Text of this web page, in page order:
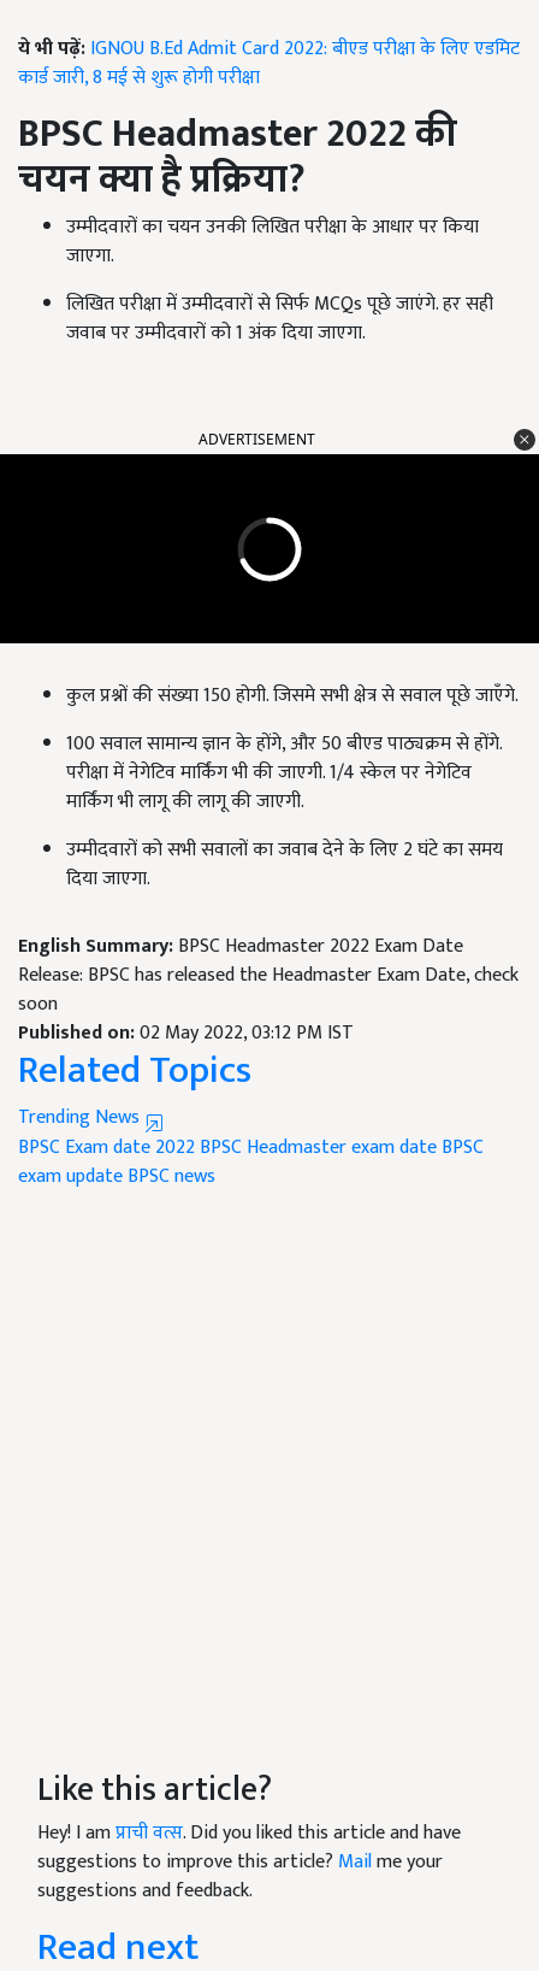
ये भी पढ़ें:IGNOU B.Ed Admit Card 2022: बीएड परीक्षा के लिए एडमिट
कार्ड जारी, 8 मई से शुरू होगी परीक्षा
BPSC Headmaster 2022की
चयन क्या है प्रक्रिया?
उम्मीदवारों का चयन उनकी लिखित परीक्षा के आधार पर किया
जाएगा.
लिखित परीक्षा में उम्मीदवारों से सिर्फ MCQs पूछे जाएंगे. हर सही
जवाब पर उम्मीदवारों को 1 अंक दिया जाएगा.
ADVERTISEMENT
कुल प्रश्नों की संख्या 150 होगी. जिसमे सभी क्षेत्र से सवाल पूछे जाएँगे.
100 सवाल सामान्य ज्ञान के होंगे, और 50 बीएड पाठ्यक्रम से होंगे.
परीक्षा में नेगेटिव मार्किंग भी की जाएगी. 1/4 स्केल पर नेगेटिव
मार्किंग भी लागू की लागू की जाएगी.
उम्मीदवारों को सभी सवालों का जवाब देने के लिए 2 घंटे का समय
दिया जाएगा.
English Summary:BPSC Headmaster 2022 Exam Date
Release: BPSC has released the Headmaster Exam Date, check
soon
Published on:02 May 2022, 03:12 PM IST
Related Topics
Trending News
BPSC Exam date 2022BPSC Headmaster exam dateBPSC
exam updateBPSC news
Like this article?
Hey! I amप्राची वत्स. Did you liked this article and have
suggestions to improve this article? Mailme your
suggestions and feedback.
Read next